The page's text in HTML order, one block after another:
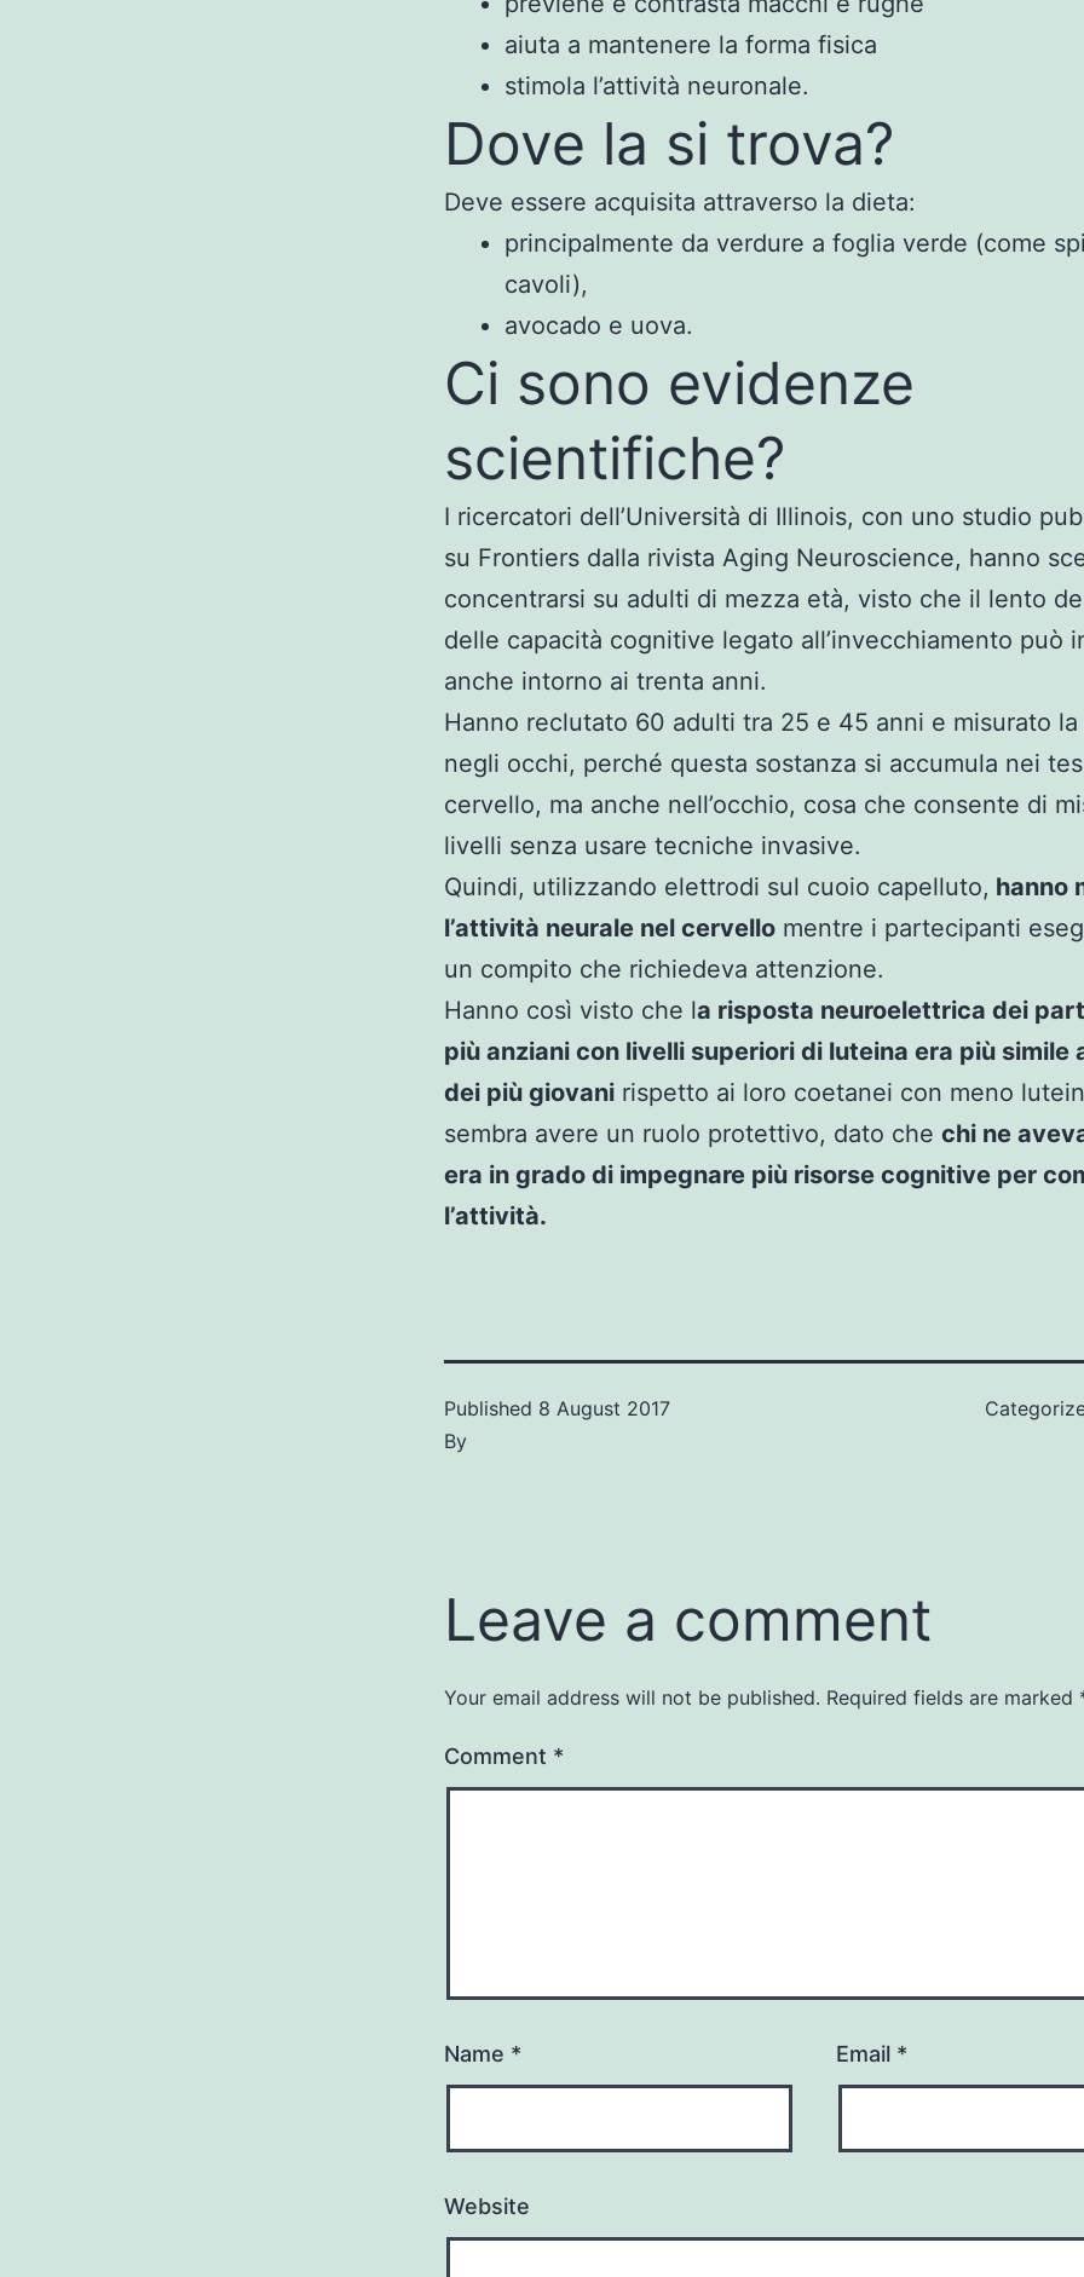
aiuta a mantenere la forma fisica
stimola l’attività neuronale.
Dove la si trova?
Deve essere acquisita attraverso la dieta:
principalmente da verdure a foglia verde (come
cavoli),
avocado e uova.
Ci sono evidenze
scientifiche?
I ricercatori dell’Università di Illinois, con uno studio
su Frontiers dalla rivista Aging Neuroscience, hanno
concentrarsi su adulti di mezza età, visto che il lento
delle capacità cognitive legato all’invecchiamento può
anche intorno ai trenta anni.
Hanno reclutato 60 adulti tra 25 e 45 anni e misurato
negli occhi, perché questa sostanza si accumula nei
cervello, ma anche nell’occhio, cosa che consente di
livelli senza usare tecniche invasive.
Quindi, utilizzando elettrodi sul cuoio capelluto, hanno
l’attività neurale nel cervello mentre i partecipanti
un compito che richiedeva attenzione.
Hanno così visto che la risposta neuroelettrica dei
più anziani con livelli superiori di luteina era più simile
dei più giovani rispetto ai loro coetanei con meno
sembra avere un ruolo protettivo, dato che chi ne
era in grado di impegnare più risorse cognitive per
l’attività.
Published 8 August 2017
By
Leave a comment
Your email address will not be published. Required fields are marked
Comment *
Name * Email *
Website